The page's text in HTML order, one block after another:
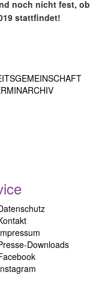
noch nicht fest, ob
stattfindet!
Downloads